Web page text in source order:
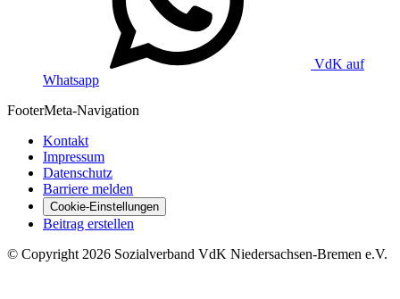
VdK auf
Whatsapp
FooterMeta-Navigation
Kontakt
Impressum
Datenschutz
Barriere melden
Cookie-Einstellungen
Beitrag erstellen
© Copyright 2026 Sozialverband VdK Niedersachsen-Bremen e.V.